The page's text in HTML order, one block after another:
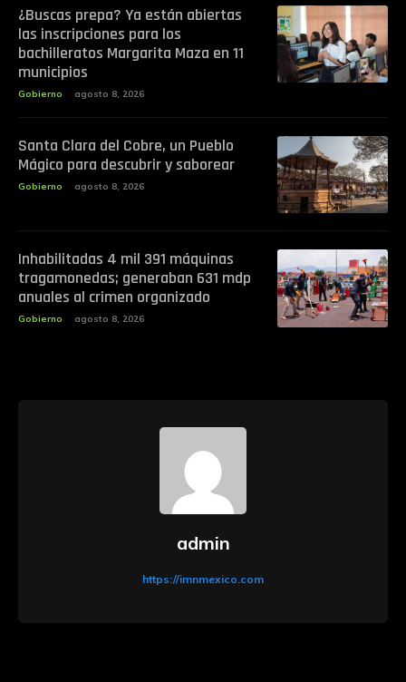
¿Buscas prepa? Ya están abiertas
las inscripciones para los
bachilleratos Margarita Maza en 11
municipios
Gobierno agosto 8, 2026
Santa Clara del Cobre, un Pueblo
Mágico para descubrir y saborear
Gobierno agosto 8, 2026
Inhabilitadas 4 mil 391 máquinas
tragamonedas; generaban 631 mdp
anuales al crimen organizado
Gobierno agosto 8, 2026
admin
https://imnmexico.com